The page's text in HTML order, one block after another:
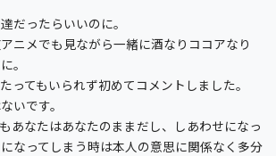
だったらいいのに。
ニメでも見ながら一緒に酒なりココアなり
。
ってもいられず初めてコメントしました。
いです。
あなたはあなたのままだし、しあわせになっ
なってしまう時は本人の意思に関係なく多分